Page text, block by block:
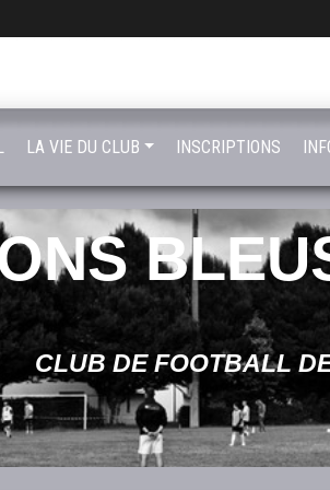
CLUB DE FOOTBALL
LA VIE DU CLUB INSCRIPTIONS